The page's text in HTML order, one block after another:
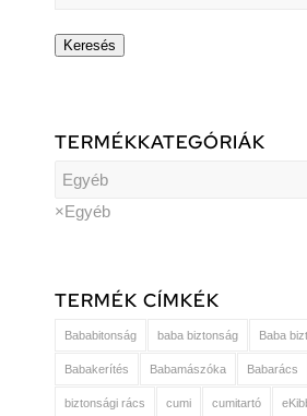
Keresés
TERMÉKKATEGÓRIÁK
×Egyéb
TERMÉK CÍMKÉK
Bababitonság baba biztonság Baba
Babakerítés Babamászóka Babarács
biztonsági rács cumi cumitartó